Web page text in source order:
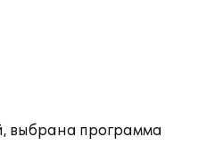
выбрана программа